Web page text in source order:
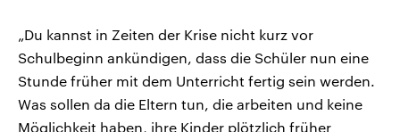
„Du kannst in Zeiten der Krise nicht kurz vor
Schulbeginn ankündigen, dass die Schüler nun eine
Stunde früher mit dem Unterricht fertig sein werden.
Was sollen da die Eltern tun, die arbeiten und keine
Möglichkeit haben, ihre Kinder plötzlich früher